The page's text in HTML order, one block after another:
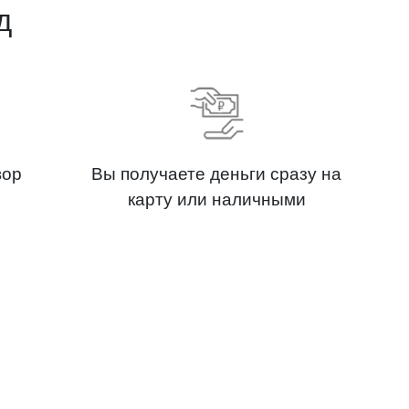
Вы получаете деньги сразу на
карту или наличными